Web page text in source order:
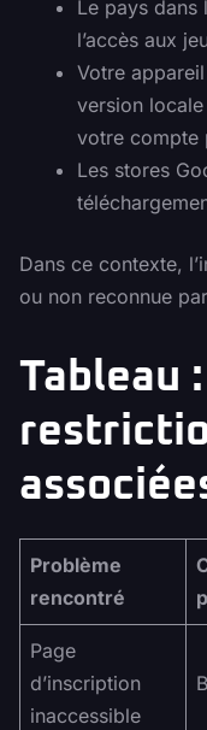
Le pays
l’accès aux
Votre
version
votre compte
Les stores
Dans ce contexte,
ou non reconnue
Tableau
Problème
rencontré
Page
d’inscription
inaccessible